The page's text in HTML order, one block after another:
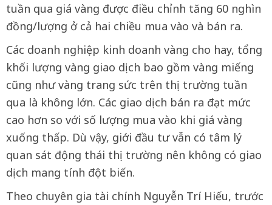
tuần qua giá vàng được điều chỉnh tăng 60 nghìn
đồng/lượng ở cả hai chiều mua vào và bán ra.
Các doanh nghiệp kinh doanh vàng cho hay, tổng
khối lượng vàng giao dịch bao gồm vàng miếng
cũng như vàng trang sức trên thị trường tuần
qua là không lớn. Các giao dịch bán ra đạt mức
cao hơn so với số lượng mua vào khi giá vàng
xuống thấp. Dù vậy, giới đầu tư vẫn có tâm lý
quan sát động thái thị trường nên không có giao
dịch mang tính đột biến.
Theo chuyên gia tài chính Nguyễn Trí Hiếu, trước